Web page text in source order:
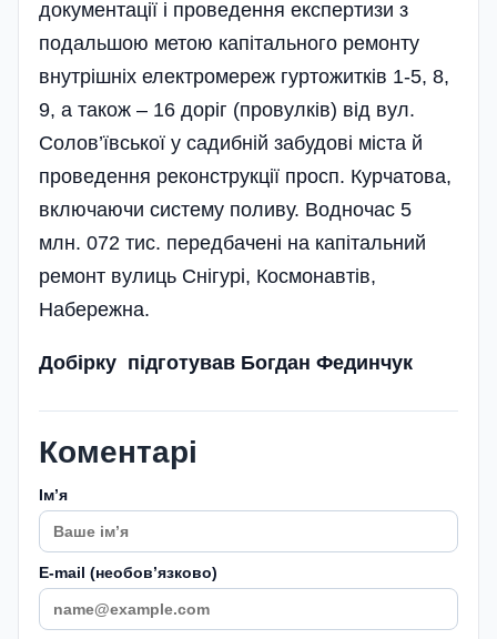
документації і проведення експертизи з
подальшою метою капітального ремонту
внутрішніх електромереж гуртожитків 1-5, 8,
9, а також – 16 доріг (провулків) від вул.
Солов’ївської у садибній забудові міста й
проведення реконструкції просп. Курчатова,
включаючи систему поливу. Водночас 5
млн. 072 тис. передбачені на капітальний
ремонт вулиць Снігурі, Космонавтів,
Набережна.
Добірку підготував Богдан Фединчук
Коментарі
Імʼя
E-mail (необовʼязково)